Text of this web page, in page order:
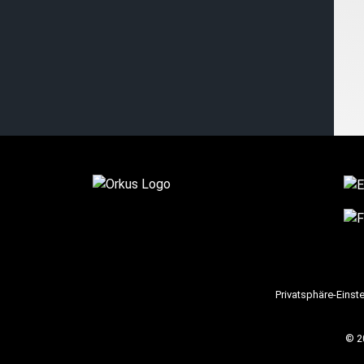
Privatsphäre-
©